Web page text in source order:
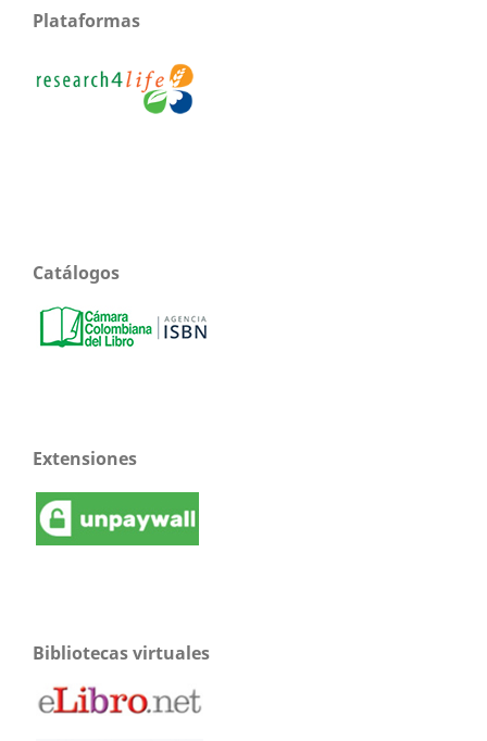
Plataformas
Catálogos
Extensiones
Bibliotecas virtuales